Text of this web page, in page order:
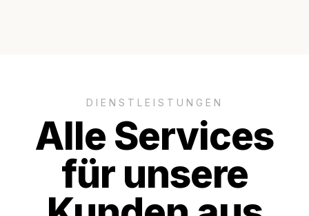
DIENSTLEISTUNGEN
Alle Services
für unsere